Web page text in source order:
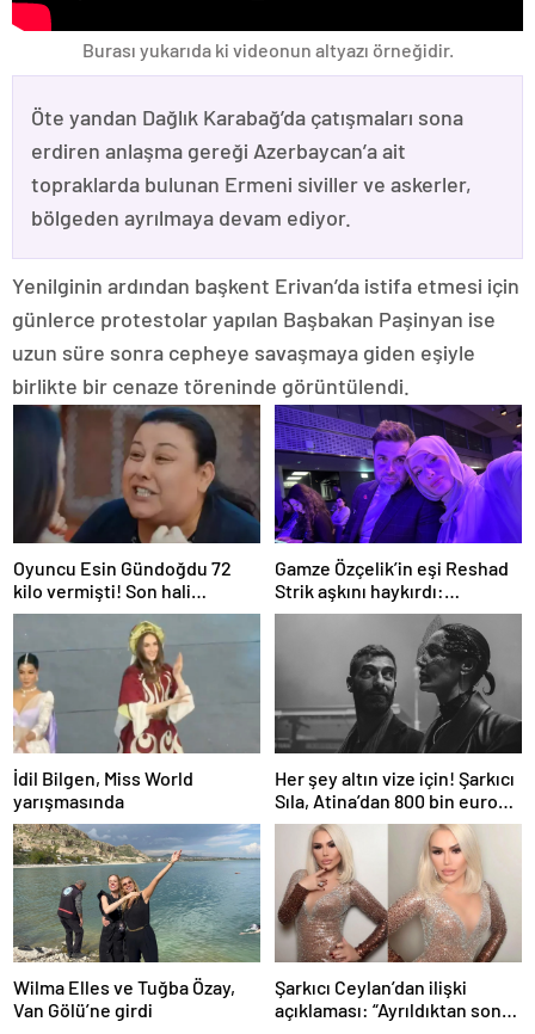
Burası yukarıda ki videonun altyazı örneğidir.
Öte yandan Dağlık Karabağ’da çatışmaları sona
erdiren anlaşma gereği Azerbaycan’a ait
topraklarda bulunan Ermeni siviller ve askerler,
bölgeden ayrılmaya devam ediyor.
Yenilginin ardından başkent Erivan’da istifa etmesi için
günlerce protestolar yapılan Başbakan Paşinyan ise
uzun süre sonra cepheye savaşmaya giden eşiyle
birlikte bir cenaze töreninde görüntülendi.
Oyuncu Esin Gündoğdu 72
kilo vermişti! Son hali
gündem oldu
Gamze Özçelik’in eşi Reshad
Strik aşkını haykırdı:
“Cennetim”
İdil Bilgen, Miss World
yarışmasında
Her şey altın vize için! Şarkıcı
Sıla, Atina’dan 800 bin euro
değerinde daire aldı
Wilma Elles ve Tuğba Özay,
Van Gölü’ne girdi
Şarkıcı Ceylan’dan ilişki
açıklaması: “Ayrıldıktan sonra